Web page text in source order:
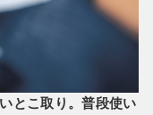
とこ取り。普段使い